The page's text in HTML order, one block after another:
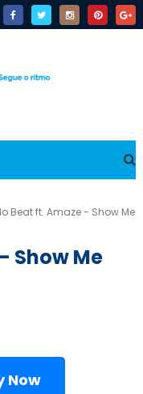
Beat ft. Amaze - Show Me
Show Me
Now